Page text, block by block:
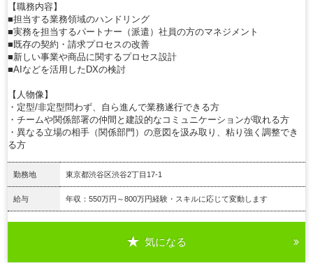
【職務内容】
■担当する業務領域のハンドリング
■実務を担当するパートナー（派遣）社員の方のマネジメント
■既存の契約・請求プロセスの改善
■新しい事業や商品に関するプロセス設計
■AIなどを活用したDXの検討
【人物像】
・定型/非定型問わず、自ら進んで業務遂行できる方
・チームや関係部署の仲間と建設的なコミュニケーションが取れる方
・異なる立場の相手（関係部門）の意図を汲み取り、粘り強く調整でき
る方
勤務地 東京都渋谷区渋谷2丁目17-1
給与 年収：550万円～800万円経験・スキルに応じて変動します
気になる